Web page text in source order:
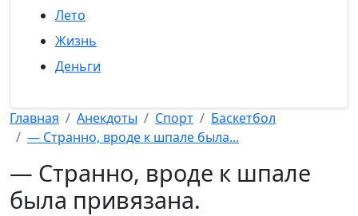
Лето
Жизнь
Деньги
Главная Анекдоты Спорт
Баскетбол
— Странно, вроде к шпале была...
— Странно, вроде к шпале
была привязана.